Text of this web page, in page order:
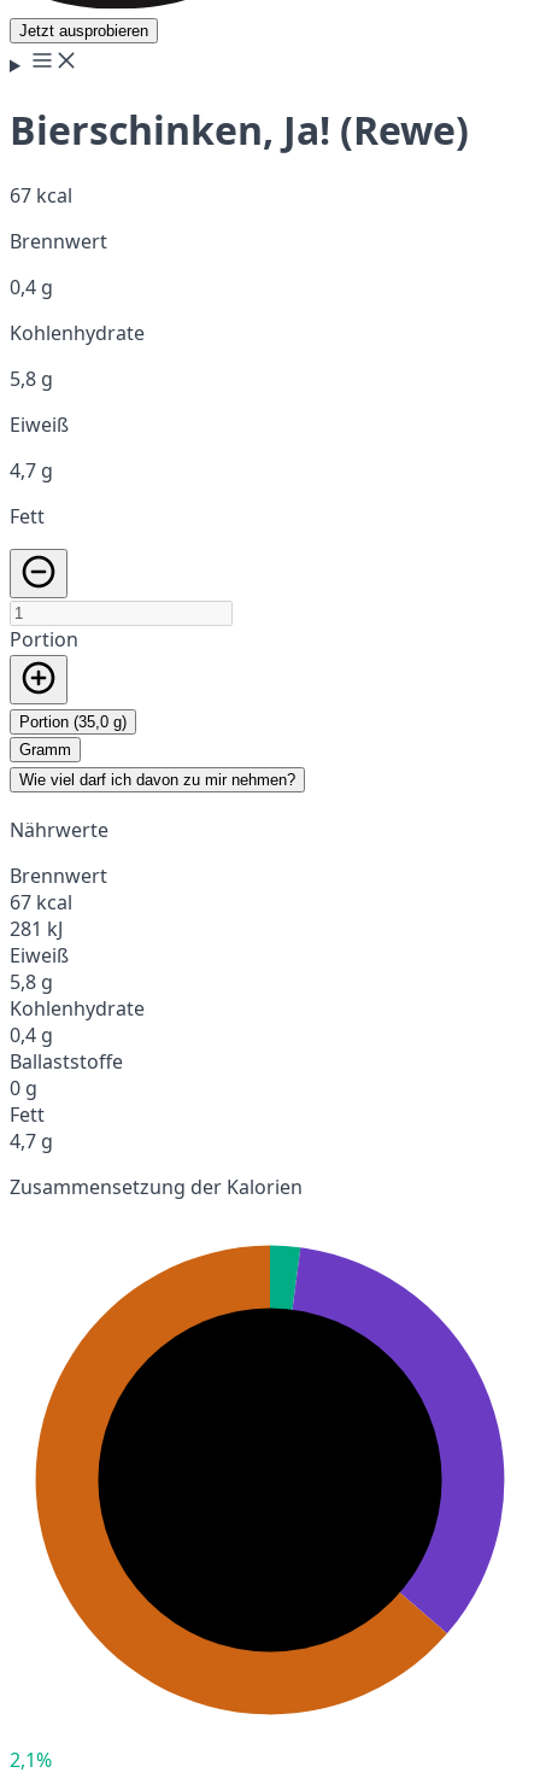
Jetzt ausprobieren
Bierschinken, Ja! (Rewe)
67 kcal
Brennwert
0,4 g
Kohlenhydrate
5,8 g
Eiweiß
4,7 g
Fett
Portion
Portion (35,0 g)
Gramm
Wie viel darf ich davon zu mir nehmen?
Nährwerte
Brennwert
67 kcal
281 kJ
Eiweiß
5,8 g
Kohlenhydrate
0,4 g
Ballaststoffe
0 g
Fett
4,7 g
Zusammensetzung der Kalorien
2,1%